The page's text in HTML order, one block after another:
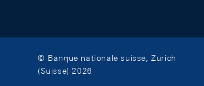
© Banque nationale suisse, Zurich
(Suisse) 2026